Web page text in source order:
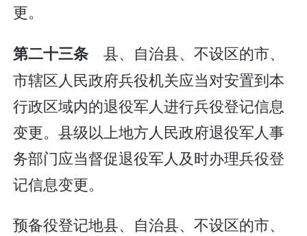
更。
第二十三条 县、自治县、不设区的市、
市辖区人民政府兵役机关应当对安置到本
行政区域内的退役军人进行兵役登记信息
变更。县级以上地方人民政府退役军人事
务部门应当督促退役军人及时办理兵役登
记信息变更。
预备役登记地县、自治县、不设区的市、